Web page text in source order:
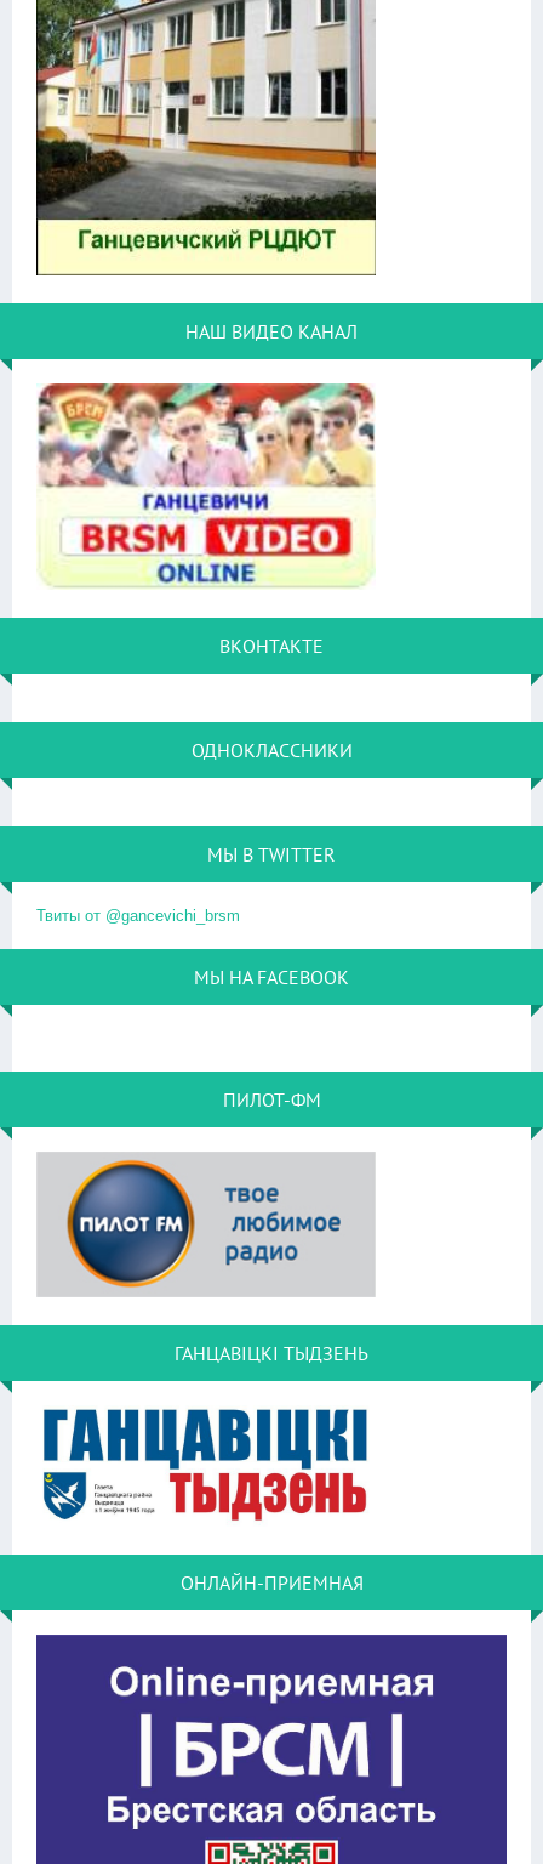
НАШ ВИДЕО КАНАЛ
ВКОНТАКТЕ
ОДНОКЛАССНИКИ
МЫ В TWITTER
Твиты от @gancevichi_brsm
МЫ НА FACEBOOK
ПИЛОТ-ФМ
ГАНЦАВІЦКІ ТЫДЗЕНЬ
ОНЛАЙН-ПРИЕМНАЯ